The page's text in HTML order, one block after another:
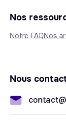
Nos
Notre FAQNos
Nous